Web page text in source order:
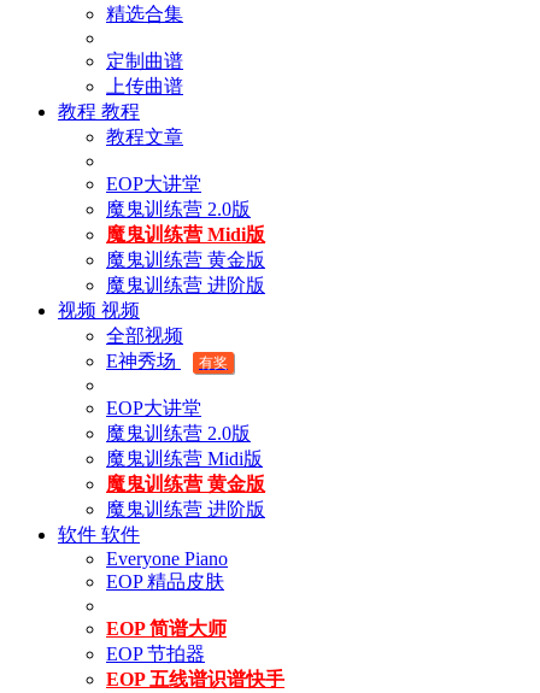
精选合集
定制曲谱
上传曲谱
教程 教程
教程文章
EOP大讲堂
魔鬼训练营 2.0版
魔鬼训练营 Midi版
魔鬼训练营 黄金版
魔鬼训练营 进阶版
视频 视频
全部视频
E神秀场
有奖
EOP大讲堂
魔鬼训练营 2.0版
魔鬼训练营 Midi版
魔鬼训练营 黄金版
魔鬼训练营 进阶版
软件 软件
Everyone Piano
EOP 精品皮肤
EOP 简谱大师
EOP 节拍器
EOP 五线谱识谱快手